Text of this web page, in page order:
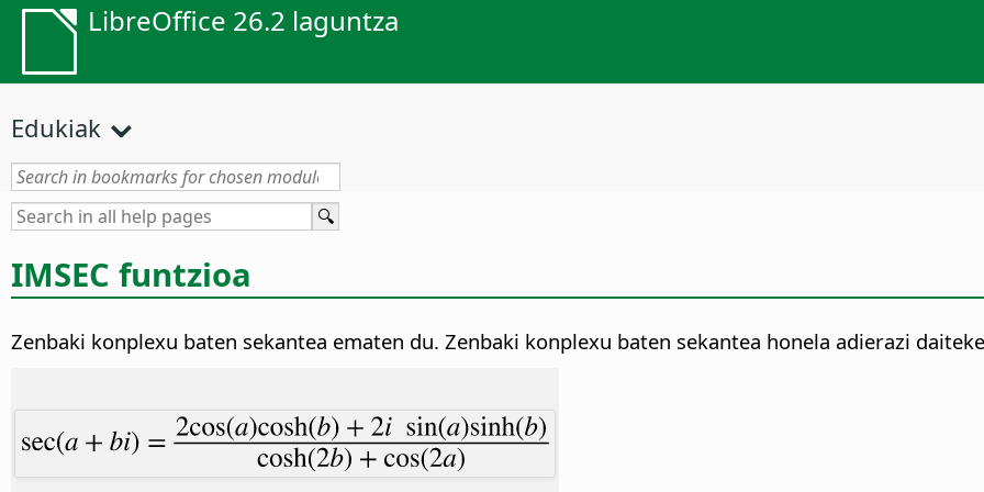
LibreOffice 26.2 laguntza
Edukiak
IMSEC funtzioa
Zenbaki konplexu baten sekantea ematen du. Zenbaki konplexu baten sekantea honela adierazi